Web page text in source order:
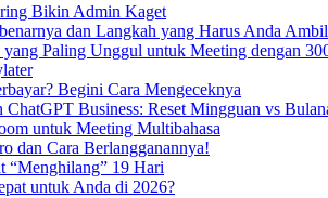
Bikin Admin Kaget
dan Langkah yang Harus Anda Ambil
Paling Unggul untuk Meeting dengan
Begini Cara Mengeceknya
Business: Reset Mingguan vs
untuk Meeting Multibahasa
dan Cara Berlangganannya!
“Menghilang” 19 Hari
untuk Anda di 2026?